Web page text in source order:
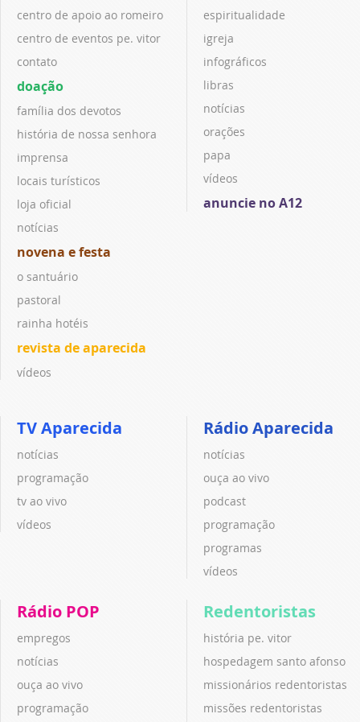
centro de apoio ao romeiro
centro de eventos pe. vitor
contato
doação
família dos devotos
história de nossa senhora
imprensa
locais turísticos
loja oficial
notícias
novena e festa
o santuário
pastoral
rainha hotéis
revista de aparecida
vídeos
espiritualidade
igreja
infográficos
libras
notícias
orações
papa
vídeos
anuncie no A12
TV Aparecida
notícias
programação
tv ao vivo
vídeos
Rádio Aparecida
notícias
ouça ao vivo
podcast
programação
programas
vídeos
Rádio POP
empregos
notícias
ouça ao vivo
programação
Redentoristas
história pe. vitor
hospedagem santo afonso
missionários redentoristas
missões redentoristas